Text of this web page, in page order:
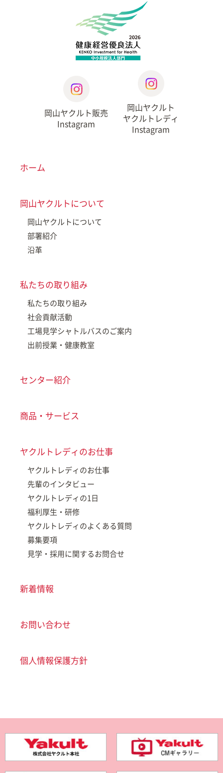
岡山ヤクルト販売
Instagram
岡山ヤクルト
ヤクルトレディ
Instagram
ホーム
岡山ヤクルトについて
岡山ヤクルトについて
部署紹介
沿革
私たちの取り組み
私たちの取り組み
社会貢献活動
工場見学シャトルバスのご案内
出前授業・健康教室
センター紹介
商品・サービス
ヤクルトレディのお仕事
ヤクルトレディのお仕事
先輩のインタビュー
ヤクルトレディの1日
福利厚生・研修
ヤクルトレディのよくある質問
募集要項
見学・採用に関するお問合せ
新着情報
お問い合わせ
個人情報保護方針